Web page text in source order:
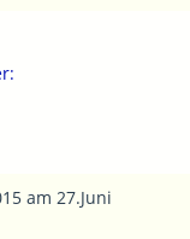
am 27.Juni